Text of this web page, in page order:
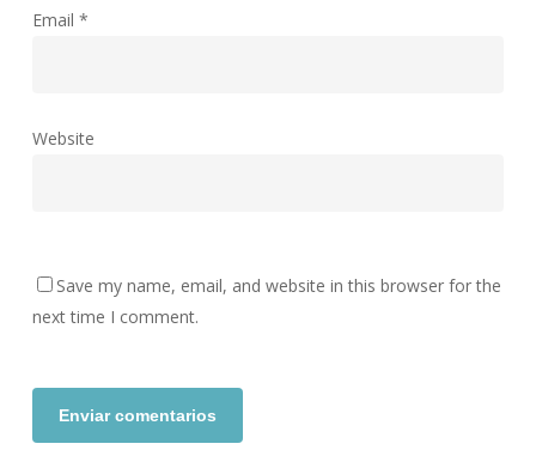
Email *
Website
Save my name, email, and website in this browser for the
next time I comment.